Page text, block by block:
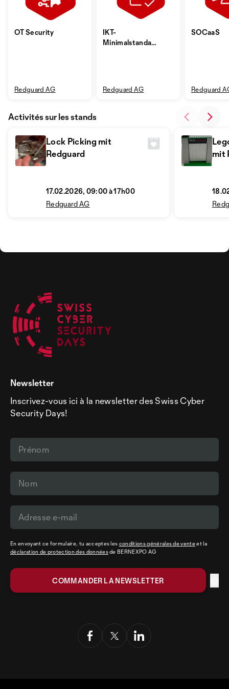
OT Security
Redguard AG
IKT-
Minimalstandard
Redguard AG
SOCaaS
Redguard
Lock Picking mit
Redguard
17.02.2026, 09:00 à 17h00
Redguard AG
mit
Activités sur les stands
Newsletter
Inscrivez-vous ici à la newsletter des Swiss Cyber
Security Days!
En envoyant ce formulaire, tu acceptes les conditions générales de venteet la
déclaration de protection des donnéesde BERNEXPO AG